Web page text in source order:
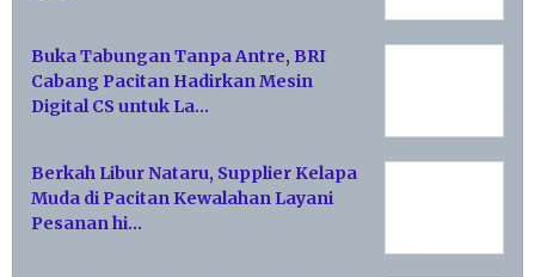
Buka Tabungan Tanpa Antre, BRI
Cabang Pacitan Hadirkan Mesin
Digital CS untuk La…
Berkah Libur Nataru, Supplier Kelapa
Muda di Pacitan Kewalahan Layani
Pesanan hi…